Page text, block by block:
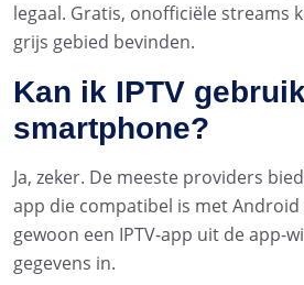
legaal. Gratis, onofficiële streams
grijs gebied bevinden.
Kan ik IPTV
smartphone?
Ja, zeker. De meeste providers
app die compatibel is met Android
gewoon een IPTV-app uit de app-
gegevens in.